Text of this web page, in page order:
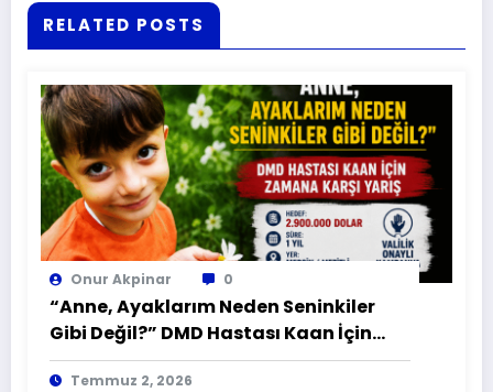
RELATED POSTS
Onur Akpinar 0
“Anne, Ayaklarım Neden Seninkiler
Gibi Değil?” DMD Hastası Kaan İçin
Zamana Karşı Yarış
Temmuz 2, 2026